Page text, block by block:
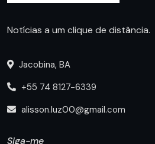
Notícias a um clique de distância.
Jacobina, BA
+55 74 8127-6339
alisson.luz00@gmail.com
Siga-me